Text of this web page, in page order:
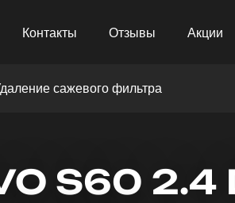
Контакты Отзывы Акции
сажевого фильтра
S60 2.4